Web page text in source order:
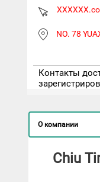
NO. 78
Контакты
О компании
Chiu